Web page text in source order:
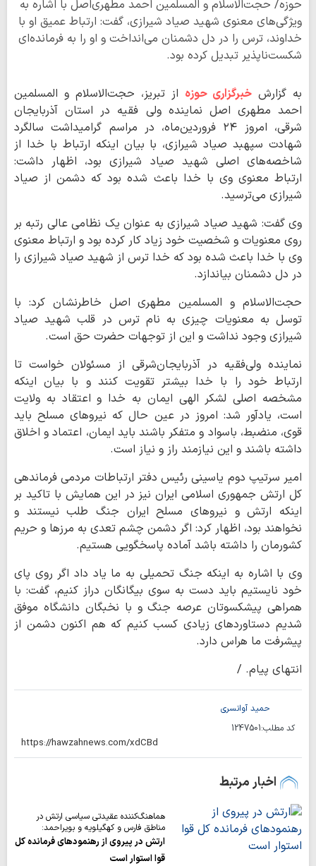
حوزه/ حجت‌الاسلام و المسلمین احمد مطهری‌اصل با اشاره به
ویژگی‌های معنوی شهید صیاد شیرازی، گفت: ارتباط عمیق او با
خداوند، ترس را در دل دشمنان می‌انداخت و او را به فرمانده‌ای
شکست‌ناپذیر تبدیل کرده بود.
به گزارش خبرگزاری حوزه از تبریز، حجت‌الاسلام و المسلمین
احمد مطهری اصل نماینده ولی فقیه در استان آذربایجان
شرقی، امروز ۲۴ فروردین‌ماه، در مراسم گرامیداشت سالگرد
شهادت سپهبد صیاد شیرازی، با بیان اینکه ارتباط با خدا از
شاخصه‌های اصلی شهید صیاد شیرازی بود، اظهار داشت:
ارتباط معنوی وی با خدا باعث شده بود که دشمن از صیاد
شیرازی می‌ترسید.
وی گفت: شهید صیاد شیرازی به عنوان یک نظامی عالی رتبه بر
روی معنویات و شخصیت خود زیاد کار کرده بود و ارتباط معنوی
وی با خدا باعث شده بود که خدا ترس از شهید صیاد شیرازی را
در دل دشمنان بیاندازد.
حجت‌الاسلام و المسلمین مطهری اصل خاطرنشان کرد: با
توسل به معنویات چیزی به نام ترس در قلب شهید صیاد
شیرازی وجود نداشت و این از توجهات حضرت حق است.
نماینده ولی‌فقیه در آذربایجان‌شرقی از مسئولان خواست تا
ارتباط خود را با خدا بیشتر تقویت کنند و با بیان اینکه
مشخصه اصلی لشکر الهی ایمان به خدا و اعتقاد به ولایت
است، یادآور شد: امروز در عین حال که نیروهای مسلح باید
قوی، منضبط، باسواد و متفکر باشند باید ایمان، اعتماد و اخلاق
داشته باشند و این نیازمند راز و نیاز است.
امیر سرتیپ دوم یاسینی رئیس دفتر ارتباطات مردمی فرماندهی
کل ارتش جمهوری اسلامی ایران نیز در این همایش با تاکید بر
اینکه ارتش و نیروهای مسلح ایران جنگ طلب نیستند و
نخواهند بود، اظهار کرد: اگر دشمن چشم تعدی به مرزها و حریم
کشورمان را داشته باشد آماده پاسخگویی هستیم.
وی با اشاره به اینکه جنگ تحمیلی به ما یاد داد اگر روی پای
خود نایستیم باید دست به سوی بیگانگان دراز کنیم، گفت: با
همراهی پیشکسوتان عرصه جنگ و با نخبگان دانشگاه موفق
شدیم دستاوردهای زیادی کسب کنیم که هم اکنون دشمن از
پیشرفت ما هراس دارد.
انتهای پیام. /
حمید آوانسری
کد مطلب:1247501
اخبار مرتبط
هماهنگ‌کننده عقیدتی سیاسی ارتش در
مناطق فارس و کهگیلویه و بویراحمد:
ارتش در پیروی از رهنمودهای فرمانده کل
قوا استوار است